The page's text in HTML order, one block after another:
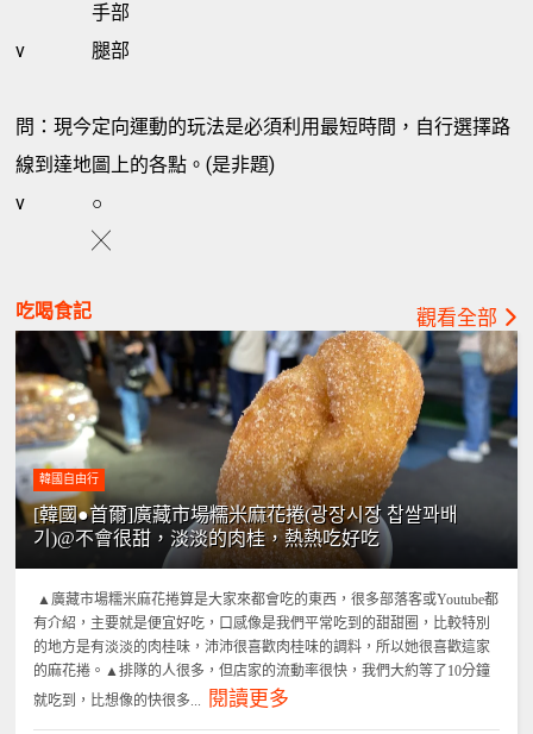
手部
v
腿部
問：現今定向運動的玩法是必須利用最短時間，自行選擇路
線到達地圖上的各點。(是非題)
v
○
╳
吃喝食記 觀看全部
韓國自由行
[韓國●首爾]廣藏市場糯米麻花捲(광장시장 찹쌀꽈배
기)@不會很甜，淡淡的肉桂，熱熱吃好吃
▲廣藏市場糯米麻花捲算是大家來都會吃的東西，很多部落客或Youtube都
有介紹，主要就是便宜好吃，口感像是我們平常吃到的甜甜圈，比較特別
的地方是有淡淡的肉桂味，沛沛很喜歡肉桂味的調料，所以她很喜歡這家
的麻花捲。▲排隊的人很多，但店家的流動率很快，我們大約等了10分鐘
就吃到，比想像的快很多...
閱讀更多